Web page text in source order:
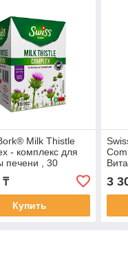
Milk Thistle
- комплекс для
печени , 30
капсул
₸
Купить
3